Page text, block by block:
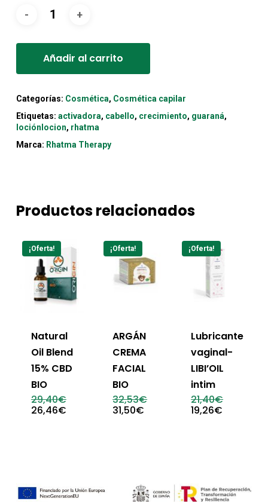
Añadir al carrito
Categorías: Cosmética, Cosmética capilar
Etiquetas: activadora, cabello, crecimiento, guaraná,
lociónlocion, rhatma
Marca: Rhatma Therapy
Productos relacionados
¡Oferta!
Natural
Oil Blend
15% CBD
BIO
29,40€El
precio
26,46€El
¡Oferta!
ARGÁN
CREMA
FACIAL
BIO
32,53€El
31,50€
¡Oferta!
Lubricante
vaginal-
LIBI’OIL
intim
21,40€El
19,26€